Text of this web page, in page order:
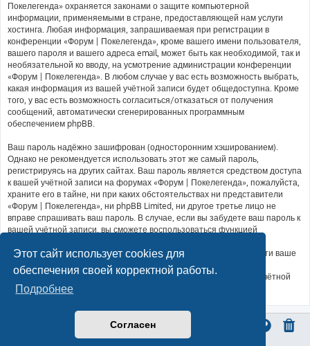
Этот сайт использует cookies для
обеспечения своей корректной работы.
Подробнее
Согласен
Покелегенда» охраняется законами о защите компьютерной
информации, применяемыми в стране, предоставляющей нам услуги
хостинга. Любая информация, запрашиваемая при регистрации в
конференции «Форум | Покелегенда», кроме вашего имени пользователя,
вашего пароля и вашего адреса email, может быть как необходимой, так и
необязательной ко вводу, на усмотрение администрации конференции
«Форум | Покелегенда». В любом случае у вас есть возможность выбрать,
какая информация из вашей учётной записи будет общедоступна. Кроме
того, у вас есть возможность согласиться/отказаться от получения
сообщений, автоматически сгенерированных программным
обеспечением phpBB.
Ваш пароль надёжно зашифрован (односторонним хэшированием).
Однако не рекомендуется использовать этот же самый пароль,
регистрируясь на других сайтах. Ваш пароль является средством доступа
к вашей учётной записи на форумах «Форум | Покелегенда», пожалуйста,
храните его в тайне, ни при каких обстоятельствах ни представители
«Форум | Покелегенда», ни phpBB Limited, ни другое третье лицо не
вправе спрашивать ваш пароль. В случае, если вы забудете ваш пароль к
вашей учётной записи, вы сможете воспользоваться функцией
программным обеспечением phpBB. Вам будет необходимо ввести ваше
имя пользователя и ваш адрес email, после чего программное
обеспечение phpBB сгенерирует вам новый пароль для вашей учётной
записи.